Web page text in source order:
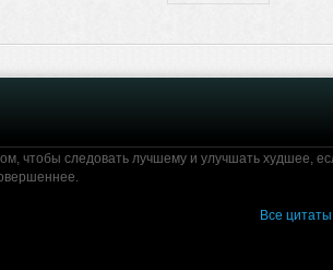
чтобы следовать лучшему и улучшать худшее,
Все